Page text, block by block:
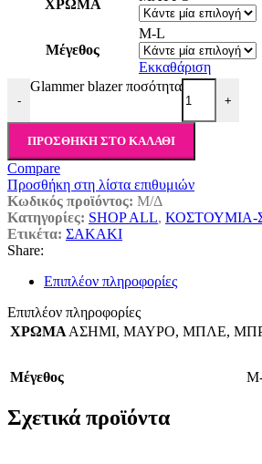
ΧΡΩΜΑ
Μέγεθος
M-L
Εκκαθάριση
-
Glammer blazer ποσότητα
+
ΠΡΟΣΘΉΚΗ ΣΤΟ ΚΑΛΆΘΙ
Compare
Προσθήκη στη λίστα επιθυμιών
Κωδικός προϊόντος: Μ/Δ
Κατηγορίες: SHOP ALL, ΚΟΣΤΟΥΜΙΑ-
Ετικέτα: ΣΑΚΑΚΙ
Share:
Επιπλέον πληροφορίες
Επιπλέον πληροφορίες
ΧΡΩΜΑ ΑΣΗΜΙ, ΜΑΥΡΟ, ΜΠΛΕ,
Μέγεθος
Σχετικά προϊόντα